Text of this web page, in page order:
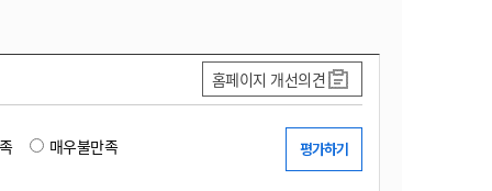
홈페이지 개선의견
매우불만족